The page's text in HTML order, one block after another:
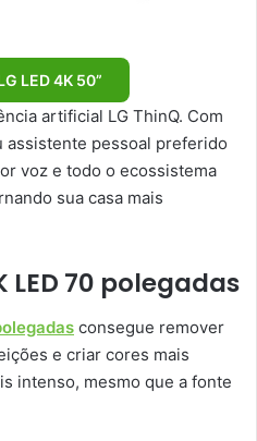
LED 4K 50”
artificial LG ThinQ. Com
assistente pessoal preferido
voz e todo o ecossistema
sua casa mais
LED 70 polegadas
consegue remover
e criar cores mais
intenso, mesmo que a fonte